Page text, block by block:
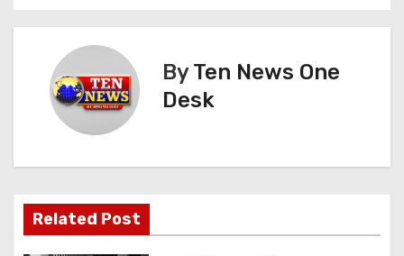
v
i
g
ByTen News One
Desk
Related Post